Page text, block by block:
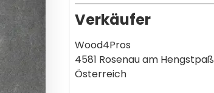
Verkäufer
Wood4Pros
4581 Rosenau am Hengstpaß
Österreich